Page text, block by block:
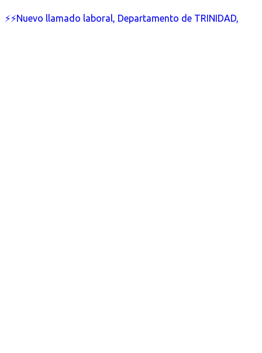
⚡⚡Nuevo llamado laboral, Departamento de TRINIDAD,